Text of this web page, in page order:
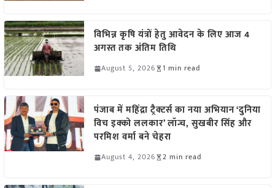
विभिन्न कृषि यंत्रों हेतु आवेदन के लिए आज 4
अगस्त तक अंतिम तिथि
August 5, 2026 1 min read
पंजाब में महिंद्रा ट्रैक्टर्स का नया अभियान ‘दुनिया
विच इक्को ललकार’ लॉन्च, सुखबीर सिंह और
परमिश वर्मा बने चेहरा
August 4, 2026 2 min read